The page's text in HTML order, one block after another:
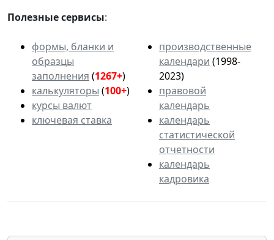
Полезные сервисы:
формы, бланки и
образцы
заполнения (1267+)
калькуляторы (100+)
курсы валют
ключевая ставка
производственные
календари (1998-
2023)
правовой
календарь
календарь
статистической
отчетности
календарь
кадровика